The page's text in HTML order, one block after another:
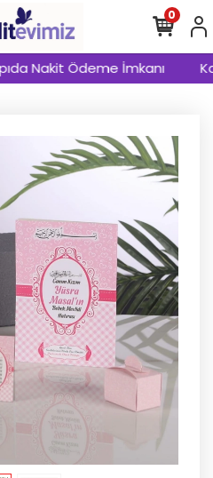
Nakit Ödeme İmkanı
0